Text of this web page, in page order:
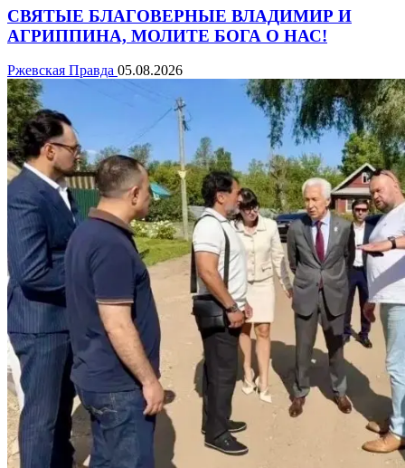
СВЯТЫЕ БЛАГОВЕРНЫЕ ВЛАДИМИР И
АГРИППИНА, МОЛИТЕ БОГА О НАС!
Ржевская Правда 05.08.2026